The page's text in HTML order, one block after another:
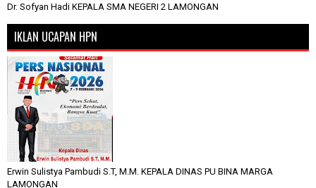
Dr. Sofyan Hadi KEPALA SMA NEGERI 2 LAMONGAN
IKLAN UCAPAN HPN
Erwin Sulistya Pambudi S.T, M.M. KEPALA DINAS PU BINA MARGA
LAMONGAN